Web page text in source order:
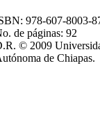
978-607-8003-
de páginas: 92
© 2009
de Chiapas.